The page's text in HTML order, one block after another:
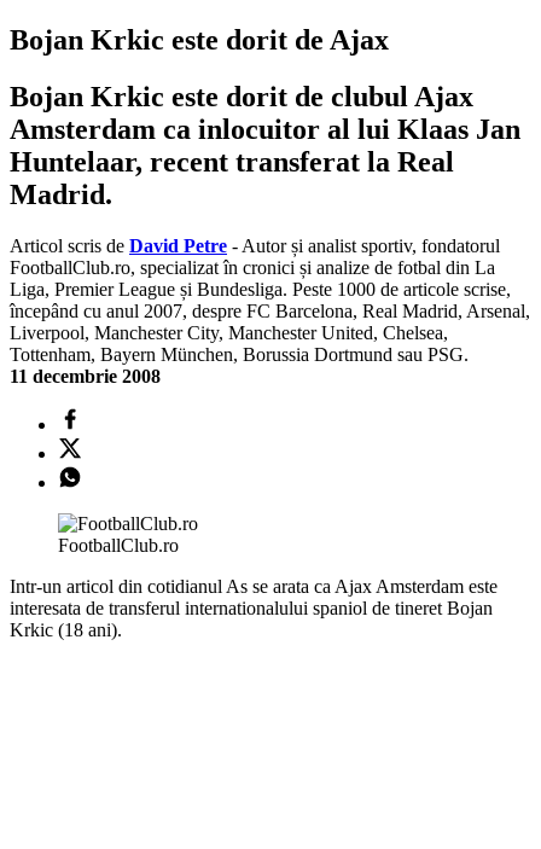
Bojan Krkic este dorit de Ajax
Bojan Krkic este dorit de clubul Ajax
Amsterdam ca inlocuitor al lui Klaas Jan
Huntelaar, recent transferat la Real
Madrid.
Articol scris de David Petre - Autor și analist sportiv, fondatorul
FootballClub.ro, specializat în cronici și analize de fotbal din La
Liga, Premier League și Bundesliga. Peste 1000 de articole scrise,
începând cu anul 2007, despre FC Barcelona, Real Madrid, Arsenal,
Liverpool, Manchester City, Manchester United, Chelsea,
Tottenham, Bayern München, Borussia Dortmund sau PSG.
11 decembrie 2008
FootballClub.ro
Intr-un articol din cotidianul As se arata ca Ajax Amsterdam este
interesata de transferul internationalului spaniol de tineret Bojan
Krkic (18 ani).